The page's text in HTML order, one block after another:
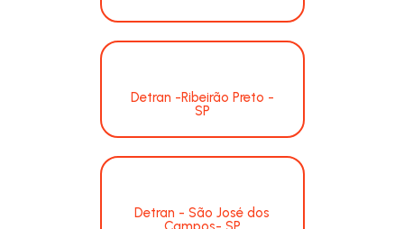
Detran -Ribeirão Preto -
SP
Detran - São José dos